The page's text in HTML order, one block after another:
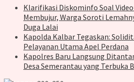
Klarifikasi Diskominfo Soal
Membujur, Warga Soroti
Duga Lalai
Kapolda Kalbar Tegaskan:
Pelayanan Utama Apel Perdana
Kapolres Baru Langsung
Desa Semerantau yang Terbuka